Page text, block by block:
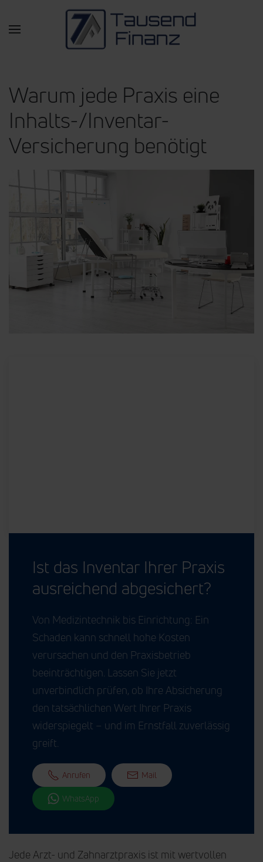
Zum Hauptinhalt springen
Warum jede Praxis eine
Inhalts-/Inventar-
Versicherung benötigt
Ist das Inventar Ihrer Praxis
ausreichend abgesichert?
Von Medizintechnik bis Einrichtung: Ein
Schaden kann schnell hohe Kosten
verursachen und den Praxisbetrieb
beeinträchtigen. Lassen Sie jetzt
unverbindlich prüfen, ob Ihre Absicherung
den tatsächlichen Wert Ihrer Praxis
widerspiegelt – und im Ernstfall zuverlässig
greift.
Anrufen Mail
WhatsApp
Jede Arzt- und Zahnarztpraxis ist mit wertvollen